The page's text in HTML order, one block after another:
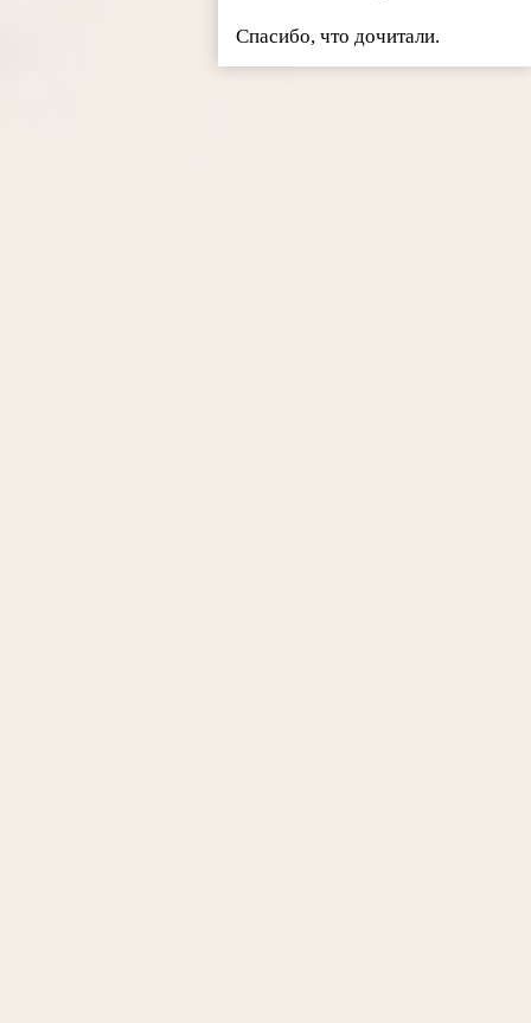
Спасибо, что дочитали.